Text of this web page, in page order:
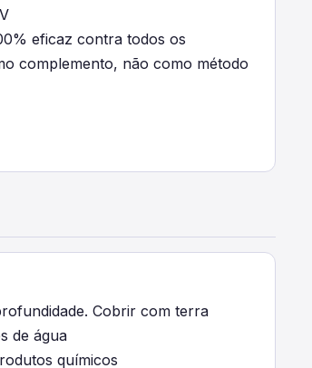
eficaz contra todos os
complemento, não como método
Cobrir com terra
de água
químicos